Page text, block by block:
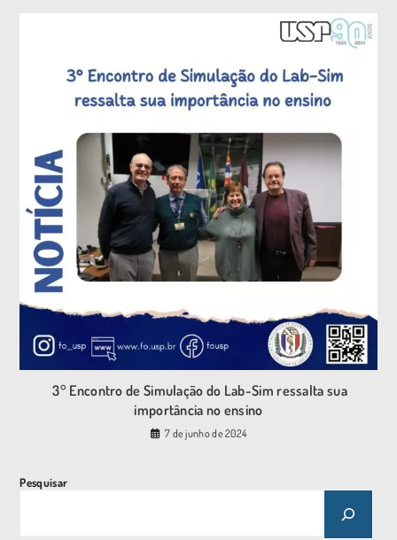
3° Encontro de Simulação do Lab-Sim ressalta sua
importância no ensino
7 de junho de 2024
Pesquisar